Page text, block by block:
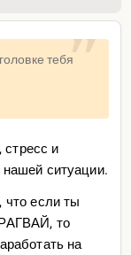
тебя
стресс и
ситуации.
что если ты
то
на